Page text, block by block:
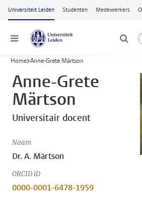
Ga naar hoofdinhoud
Universiteit Leiden Studenten Medewerkers
Menu
Home Anne-Grete Märtson
Anne-Grete
Märtson
Universitair docent
Naam
Dr. A. Märtson
ORCID iD
0000-0001-6478-1959